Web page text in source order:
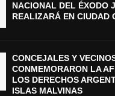
NACIONAL DEL ÉXODO
REALIZARÁ EN CIUDAD
CONCEJALES Y
CONMEMORARON LA
LOS DERECHOS
ISLAS MALVINAS